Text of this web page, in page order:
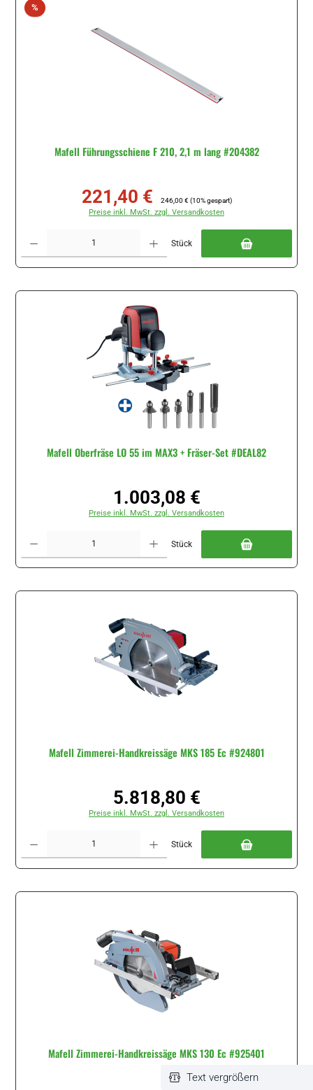
%Rabatt
Mafell Führungsschiene F 210, 2,1 m lang #204382
Verkaufspreis:
221,40 € Regulärer Preis:
246,00 € (10% gespart)
Preise inkl. MwSt. zzgl. Versandkosten
Stück
Mafell Oberfräse LO 55 im MAX3 + Fräser-Set #DEAL82
Regulärer Preis:
1.003,08 €
Preise inkl. MwSt. zzgl. Versandkosten
Stück
Mafell Zimmerei-Handkreissäge MKS 185 Ec #924801
Regulärer Preis:
5.818,80 €
Preise inkl. MwSt. zzgl. Versandkosten
Stück
Mafell Zimmerei-Handkreissäge MKS 130 Ec #925401
Text vergrößern